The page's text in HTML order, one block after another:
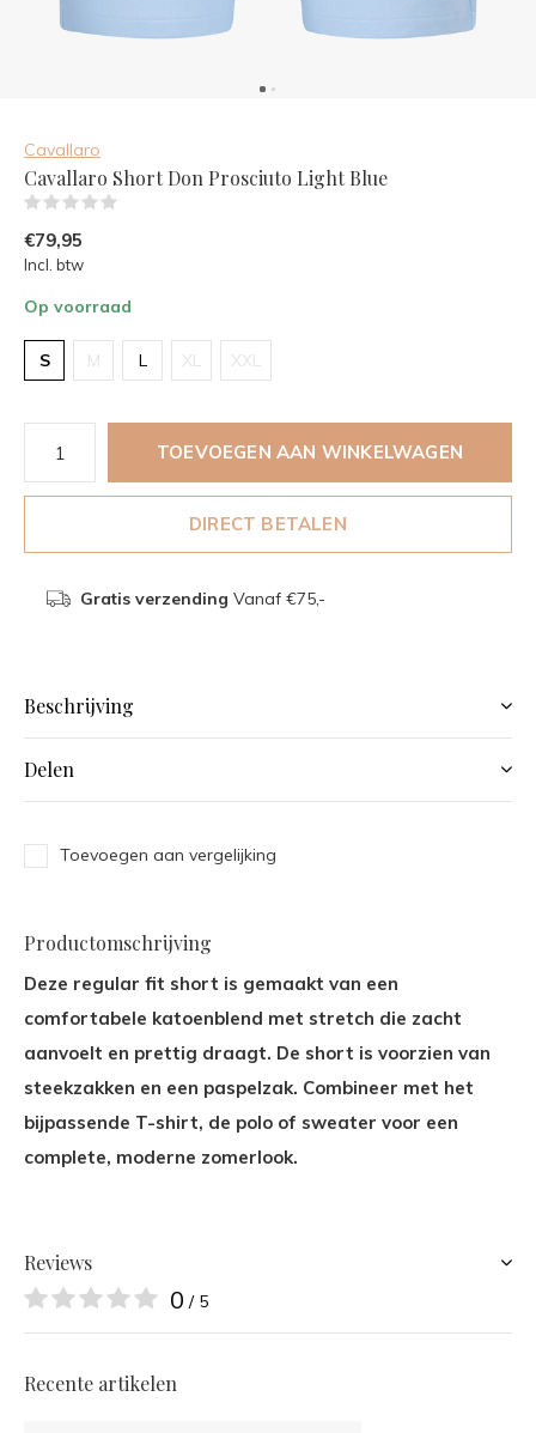
Cavallaro
Cavallaro Short Don Prosciuto Light Blue
€79,95
Incl. btw
Op voorraad
S M L XL XXL
TOEVOEGEN AAN WINKELWAGEN
DIRECT BETALEN
Gratis verzending Vanaf €75,-
Beschrijving
Delen
Toevoegen aan vergelijking
Productomschrijving
Deze regular fit short is gemaakt van een
comfortabele katoenblend met stretch die zacht
aanvoelt en prettig draagt. De short is voorzien van
steekzakken en een paspelzak. Combineer met het
bijpassende T-shirt, de polo of sweater voor een
complete, moderne zomerlook.
Reviews
0 / 5
Recente artikelen